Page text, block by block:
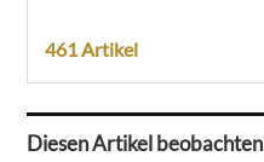
461 Artikel
Diesen Artikel beobachten